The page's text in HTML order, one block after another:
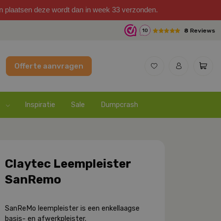
plaatsen deze wordt dan in week 33 verzonden.
10 8 Reviews
Offerte aanvragen
Inspiratie Sale Dumpcrash
Claytec Leempleister
SanRemo
SanReMo leempleister is een enkellaagse
basis- en afwerkpleister.